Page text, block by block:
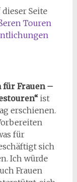
Seite
Touren
für Frauen –
ist
erschienen.
für
sich
Ich würde
Frauen